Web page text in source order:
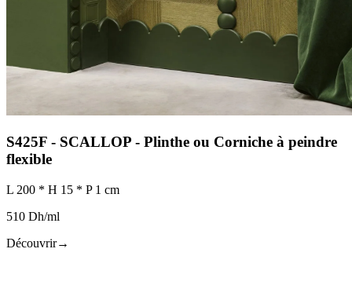
S425F - SCALLOP - Plinthe ou Corniche à peindre
flexible
L 200 * H 15 * P 1 cm
510 Dh/ml
Découvrir→